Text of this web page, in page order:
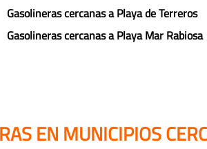
Gasolineras cercanas a Playa de Terreros
Gasolineras cercanas a Playa Mar Rabiosa
EN MUNICIPIOS